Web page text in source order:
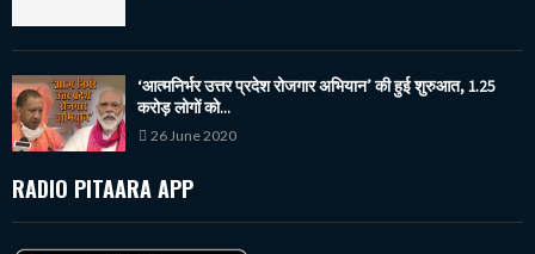
‘आत्मनिर्भर उत्तर प्रदेश रोजगार अभियान’ की हुई शुरुआत, 1.25
करोड़ लोगों को...
26 June 2020
RADIO PITAARA APP